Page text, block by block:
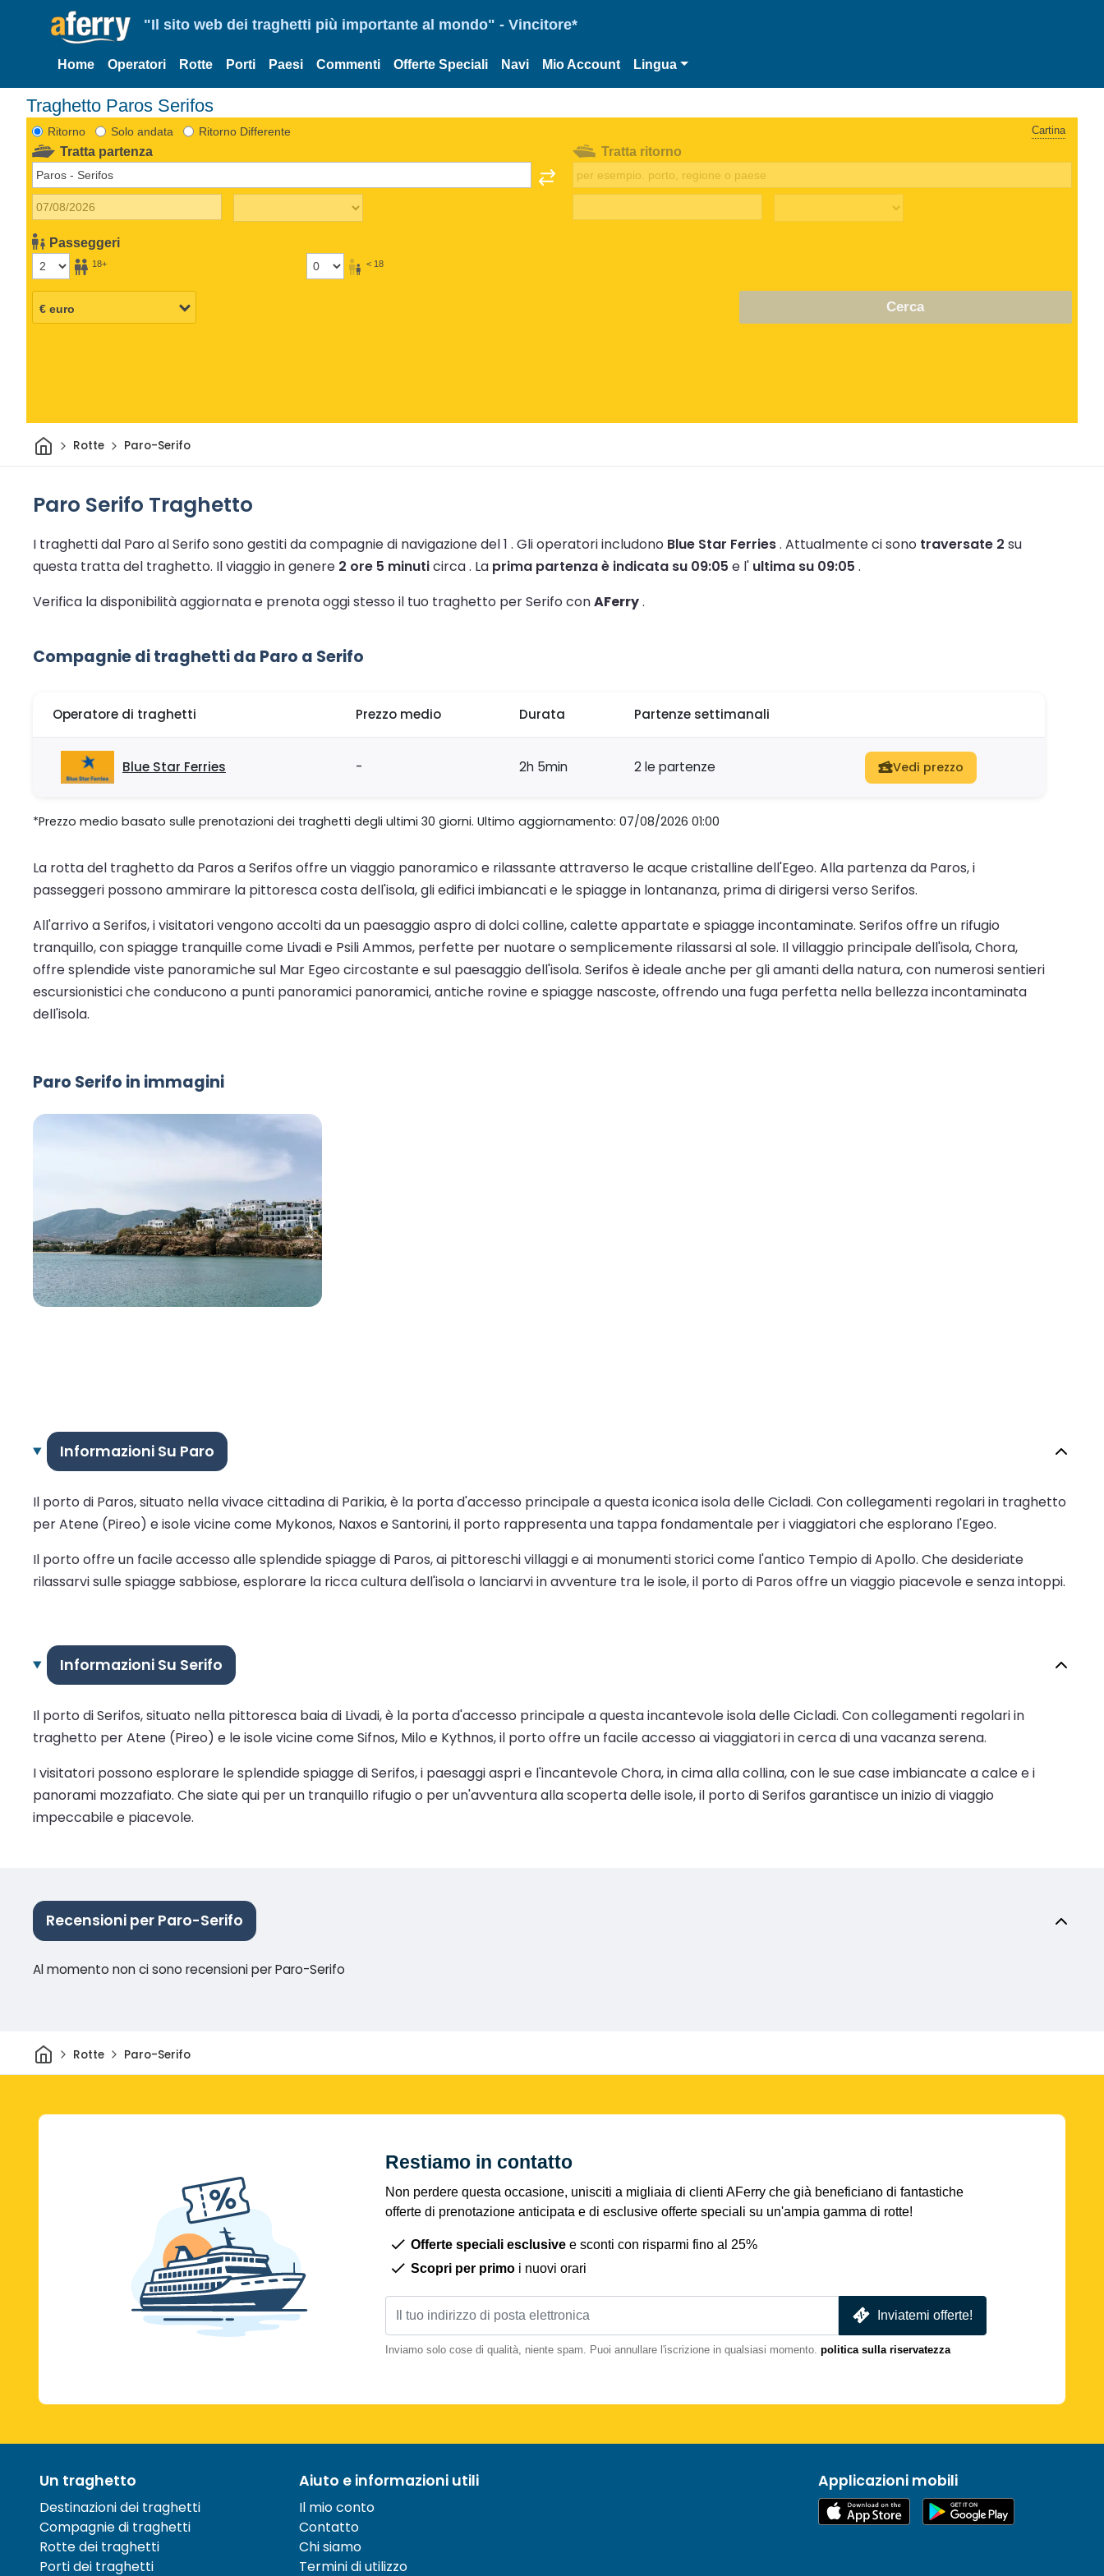
"Il sito web dei traghetti più importante al mondo" - Vincitore*
Home Operatori Rotte Porti Paesi Commenti Offerte Speciali Navi Mio Account Lingua
Traghetto Paros Serifos
Ritorno Solo andata Ritorno Differente Cartina
Tratta partenza
Passeggeri
18+ < 18
Tratta ritorno
Cerca
CasaRotte Paro-Serifo
Paro Serifo Traghetto
I traghetti dal Paro al Serifo sono gestiti da compagnie di navigazione del 1 . Gli operatori includono Blue Star Ferries. Attualmente ci sono traversate 2 su
questa tratta del traghetto. Il viaggio in genere 2 ore 5 minuticirca . La prima partenza è indicata su 09:05 e l' ultima su 09:05 .
Verifica la disponibilità aggiornata e prenota oggi stesso il tuo traghetto per Serifo conAFerry.
Compagnie di traghetti da Paro a Serifo
Operatore di traghetti Prezzo medio Durata Partenze settimanali
Blue Star Ferries - 2h 5min 2 le partenze Vedi prezzo
*Prezzo medio basato sulle prenotazioni dei traghetti degli ultimi 30 giorni. Ultimo aggiornamento: 07/08/2026 01:00
La rotta del traghetto da Paros a Serifos offre un viaggio panoramico e rilassante attraverso le acque cristalline dell'Egeo. Alla partenza da Paros, i
passeggeri possono ammirare la pittoresca costa dell'isola, gli edifici imbiancati e le spiagge in lontananza, prima di dirigersi verso Serifos.
All'arrivo a Serifos, i visitatori vengono accolti da un paesaggio aspro di dolci colline, calette appartate e spiagge incontaminate. Serifos offre un rifugio
tranquillo, con spiagge tranquille come Livadi e Psili Ammos, perfette per nuotare o semplicemente rilassarsi al sole. Il villaggio principale dell'isola, Chora,
offre splendide viste panoramiche sul Mar Egeo circostante e sul paesaggio dell'isola. Serifos è ideale anche per gli amanti della natura, con numerosi sentieri
escursionistici che conducono a punti panoramici panoramici, antiche rovine e spiagge nascoste, offrendo una fuga perfetta nella bellezza incontaminata
dell'isola.
Paro Serifo in immagini
Informazioni Su Paro
Il porto di Paros, situato nella vivace cittadina di Parikia, è la porta d'accesso principale a questa iconica isola delle Cicladi. Con collegamenti regolari in traghetto
per Atene (Pireo) e isole vicine come Mykonos, Naxos e Santorini, il porto rappresenta una tappa fondamentale per i viaggiatori che esplorano l'Egeo.
Il porto offre un facile accesso alle splendide spiagge di Paros, ai pittoreschi villaggi e ai monumenti storici come l'antico Tempio di Apollo. Che desideriate
rilassarvi sulle spiagge sabbiose, esplorare la ricca cultura dell'isola o lanciarvi in avventure tra le isole, il porto di Paros offre un viaggio piacevole e senza intoppi.
Informazioni Su Serifo
Il porto di Serifos, situato nella pittoresca baia di Livadi, è la porta d'accesso principale a questa incantevole isola delle Cicladi. Con collegamenti regolari in
traghetto per Atene (Pireo) e le isole vicine come Sifnos, Milo e Kythnos, il porto offre un facile accesso ai viaggiatori in cerca di una vacanza serena.
I visitatori possono esplorare le splendide spiagge di Serifos, i paesaggi aspri e l'incantevole Chora, in cima alla collina, con le sue case imbiancate a calce e i
panorami mozzafiato. Che siate qui per un tranquillo rifugio o per un'avventura alla scoperta delle isole, il porto di Serifos garantisce un inizio di viaggio
impeccabile e piacevole.
Recensioni per Paro-Serifo
Al momento non ci sono recensioni per Paro-Serifo
CasaRotte Paro-Serifo
Restiamo in contatto
Non perdere questa occasione, unisciti a migliaia di clienti AFerry che già beneficiano di fantastiche
offerte di prenotazione anticipata e di esclusive offerte speciali su un'ampia gamma di rotte!
Offerte speciali esclusive e sconti con risparmi fino al 25%
Scopri per primo i nuovi orari
Inviatemi offerte!
Inviamo solo cose di qualità, niente spam. Puoi annullare l'iscrizione in qualsiasi momento. politica sulla riservatezza
Un traghetto
Destinazioni dei traghetti
Compagnie di traghetti
Rotte dei traghetti
Porti dei traghetti
Aiuto e informazioni utili
Il mio conto
Contatto
Chi siamo
Termini di utilizzo
Applicazioni mobili